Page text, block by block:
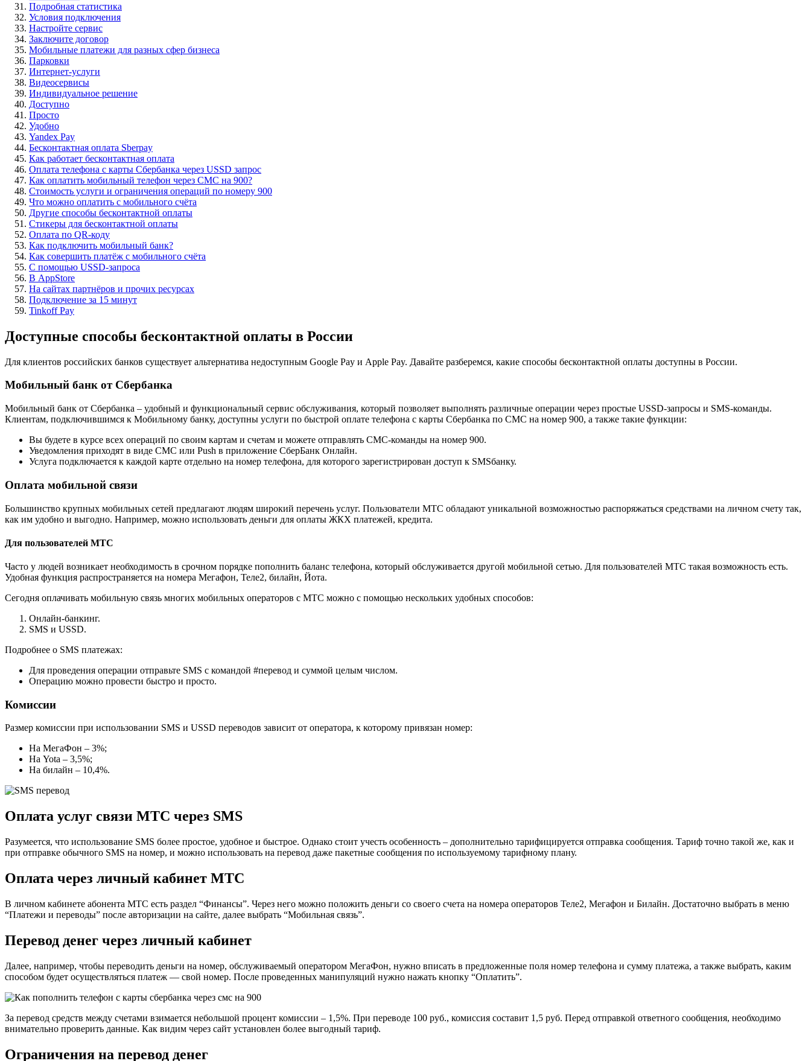
Подробная статистика
Условия подключения
Настройте сервис
Заключите договор
Мобильные платежи для разных сфер бизнеса
Парковки
Интернет-услуги
Видеосервисы
Индивидуальное решение
Доступно
Просто
Удобно
Yandex Pay
Бесконтактная оплата Sberpay
Как работает бесконтактная оплата
Оплата телефона с карты Сбербанка через USSD запрос
Как оплатить мобильный телефон через СМС на 900?
Стоимость услуги и ограничения операций по номеру 900
Что можно оплатить с мобильного счёта
Другие способы бесконтактной оплаты
Стикеры для бесконтактной оплаты
Оплата по QR-коду
Как подключить мобильный банк?
Как совершить платёж с мобильного счёта
С помощью USSD-запроса
В AppStore
На сайтах партнёров и прочих ресурсах
Подключение за 15 минут
Tinkoff Pay
Доступные способы бесконтактной оплаты в России
Для клиентов российских банков существует альтернатива недоступным Google Pay и Apple Pay. Давайте разберемся, какие способы бесконтактной оплаты доступны в России.
Мобильный банк от Сбербанка
Мобильный банк от Сбербанка – удобный и функциональный сервис обслуживания, который позволяет выполнять различные операции через простые USSD-запросы и SMS-команды.
Клиентам, подключившимся к Мобильному банку, доступны услуги по быстрой оплате телефона с карты Сбербанка по СМС на номер 900, а также такие функции:
Вы будете в курсе всех операций по своим картам и счетам и можете отправлять СМС-команды на номер 900.
Уведомления приходят в виде СМС или Push в приложение СберБанк Онлайн.
Услуга подключается к каждой карте отдельно на номер телефона, для которого зарегистрирован доступ к SMSбанку.
Оплата мобильной связи
Большинство крупных мобильных сетей предлагают людям широкий перечень услуг. Пользователи МТС обладают уникальной возможностью распоряжаться средствами на личном счету так,
как им удобно и выгодно. Например, можно использовать деньги для оплаты ЖКХ платежей, кредита.
Для пользователей МТС
Часто у людей возникает необходимость в срочном порядке пополнить баланс телефона, который обслуживается другой мобильной сетью. Для пользователей МТС такая возможность есть.
Удобная функция распространяется на номера Мегафон, Теле2, билайн, Йота.
Сегодня оплачивать мобильную связь многих мобильных операторов с МТС можно с помощью нескольких удобных способов:
Онлайн-банкинг.
SMS и USSD.
Подробнее о SMS платежах:
Для проведения операции отправьте SMS с командой #перевод и суммой целым числом.
Операцию можно провести быстро и просто.
Комиссии
Размер комиссии при использовании SMS и USSD переводов зависит от оператора, к которому привязан номер:
На МегаФон – 3%;
На Yota – 3,5%;
На билайн – 10,4%.
Оплата услуг связи МТС через SMS
Разумеется, что использование SMS более простое, удобное и быстрое. Однако стоит учесть особенность – дополнительно тарифицируется отправка сообщения. Тариф точно такой же, как и
при отправке обычного SMS на номер, и можно использовать на перевод даже пакетные сообщения по используемому тарифному плану.
Оплата через личный кабинет МТС
В личном кабинете абонента МТС есть раздел “Финансы”. Через него можно положить деньги со своего счета на номера операторов Теле2, Мегафон и Билайн. Достаточно выбрать в меню
“Платежи и переводы” после авторизации на сайте, далее выбрать “Мобильная связь”.
Перевод денег через личный кабинет
Далее, например, чтобы переводить деньги на номер, обслуживаемый оператором МегаФон, нужно вписать в предложенные поля номер телефона и сумму платежа, а также выбрать, каким
способом будет осуществляться платеж — свой номер. После проведенных манипуляций нужно нажать кнопку “Оплатить”.
За перевод средств между счетами взимается небольшой процент комиссии – 1,5%. При переводе 100 руб., комиссия составит 1,5 руб. Перед отправкой ответного сообщения, необходимо
внимательно проверить данные. Как видим через сайт установлен более выгодный тариф.
Ограничения на перевод денег